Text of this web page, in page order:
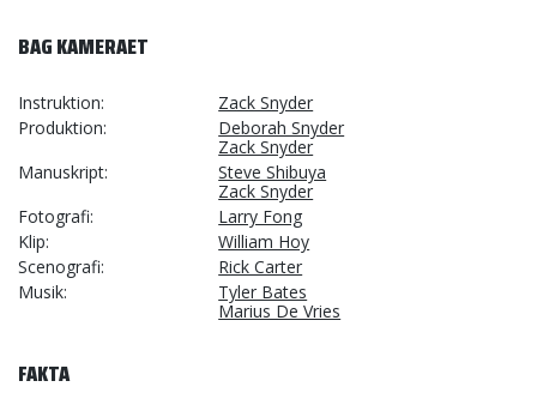
BAG KAMERAET
Instruktion
Zack Snyder
Produktion
Deborah Snyder
Zack Snyder
Manuskript
Steve Shibuya
Zack Snyder
Fotografi
Larry Fong
Klip
William Hoy
Scenografi
Rick Carter
Musik
Tyler Bates
Marius De Vries
FAKTA